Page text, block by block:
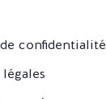
confidentialité